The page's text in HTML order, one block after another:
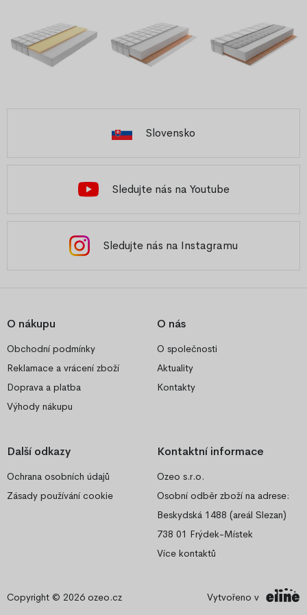
Slovensko
Sledujte nás na Youtube
Sledujte nás na Instagramu
O nákupu
Obchodní podmínky
Reklamace a vrácení zboží
Doprava a platba
Výhody nákupu
O nás
O společnosti
Aktuality
Kontakty
Další odkazy
Ochrana osobních údajů
Zásady používání cookie
Kontaktní informace
Ozeo s.r.o.
Osobní odběr zboží na adrese:
Beskydská 1488 (areál Slezan)
738 01 Frýdek-Místek
Více kontaktů
Copyright © 2026 ozeo.cz Vytvořeno v